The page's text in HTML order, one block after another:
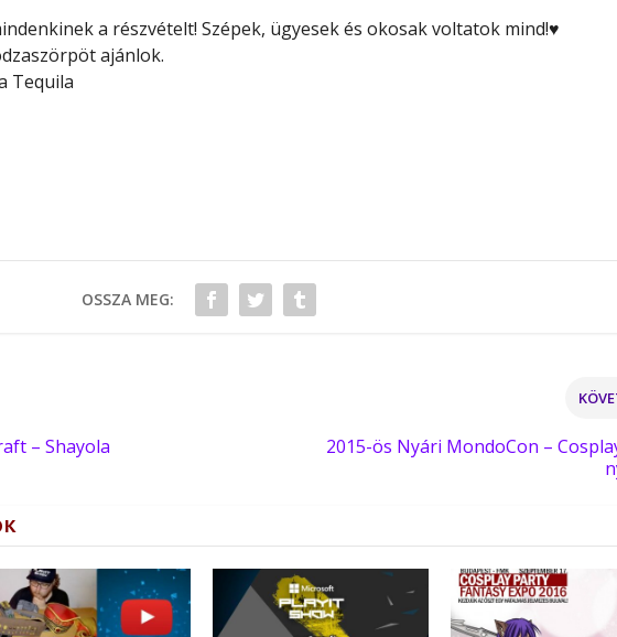
a részvételt! Szépek, ügyesek és okosak voltatok mind!♥
ajánlok.
Tequila
OSSZA MEG:
– Shayola
2015-ös Nyári MondoCon –